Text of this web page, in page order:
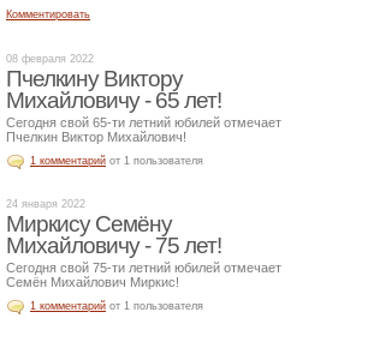
Комментировать
08 февраля 2022
Пчелкину Виктору
Михайловичу - 65 лет!
Сегодня свой 65-ти летний юбилей отмечает
Пчелкин Виктор Михайлович!
1 комментарий от 1 пользователя
24 января 2022
Миркису Семёну
Михайловичу - 75 лет!
Сегодня свой 75-ти летний юбилей отмечает
Семён Михайлович Миркис!
1 комментарий от 1 пользователя